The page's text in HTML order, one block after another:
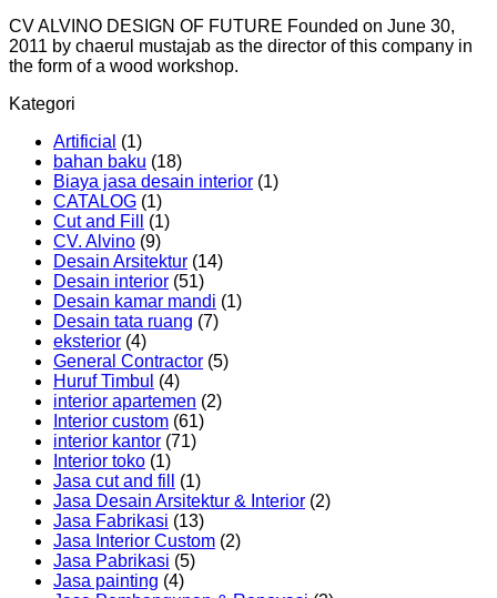
CV ALVINO DESIGN OF FUTURE Founded on June 30,
2011 by chaerul mustajab as the director of this company in
the form of a wood workshop.
Kategori
Artificial (1)
bahan baku (18)
Biaya jasa desain interior (1)
CATALOG (1)
Cut and Fill
(1)
CV. Alvino (9)
Desain Arsitektur (14)
Desain interior (51)
Desain kamar mandi (1)
Desain tata ruang (7)
eksterior (4)
General Contractor (5)
Huruf Timbul (4)
interior apartemen (2)
Interior custom (61)
interior kantor (71)
Interior toko (1)
Jasa cut and fill
(1)
Jasa Desain Arsitektur & Interior (2)
Jasa Fabrikasi (13)
Jasa Interior Custom (2)
Jasa Pabrikasi (5)
Jasa painting (4)